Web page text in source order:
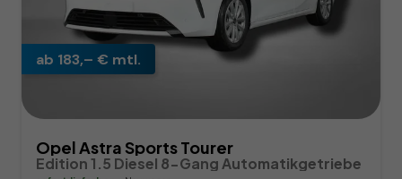
ab 183,– € mtl.
Opel Astra Sports Tourer
Edition 1.5 Diesel 8-Gang Automatikgetriebe